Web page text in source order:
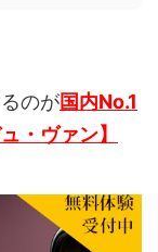
のが国内No.1
・ヴァン】